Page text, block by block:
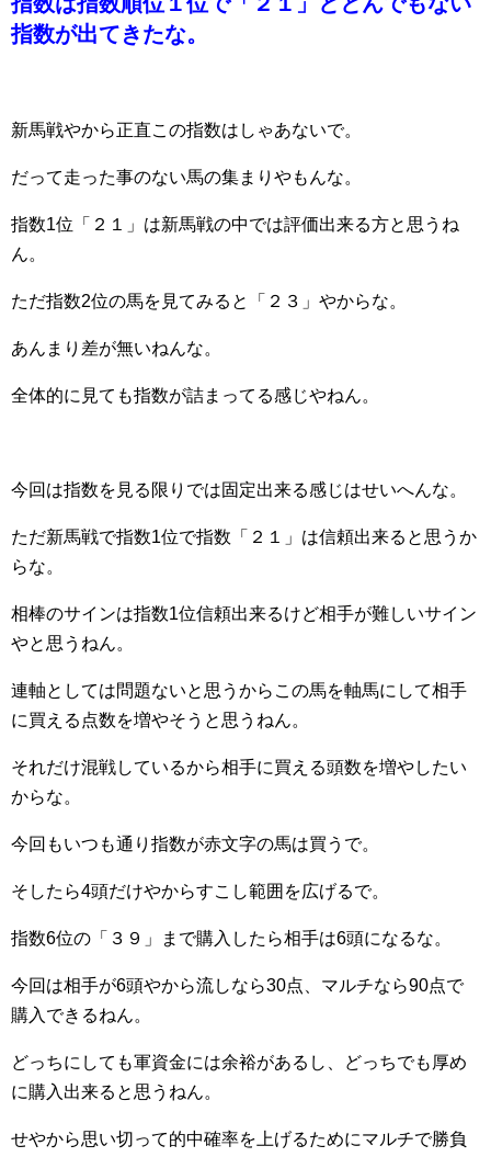
指数が出てきたな。
新馬戦やから正直この指数はしゃあないで。
だって走った事のない馬の集まりやもんな。
指数1位「２１」は新馬戦の中では評価出来る方と思うね
ん。
ただ指数2位の馬を見てみると「２３」やからな。
あんまり差が無いねんな。
全体的に見ても指数が詰まってる感じやねん。
今回は指数を見る限りでは固定出来る感じはせいへんな。
ただ新馬戦で指数1位で指数「２１」は信頼出来ると思うか
らな。
相棒のサインは指数1位信頼出来るけど相手が難しいサイン
やと思うねん。
連軸としては問題ないと思うからこの馬を軸馬にして相手
に買える点数を増やそうと思うねん。
それだけ混戦しているから相手に買える頭数を増やしたい
からな。
今回もいつも通り指数が赤文字の馬は買うで。
そしたら4頭だけやからすこし範囲を広げるで。
指数6位の「３９」まで購入したら相手は6頭になるな。
今回は相手が6頭やから流しなら30点、マルチなら90点で
購入できるねん。
どっちにしても軍資金には余裕があるし、どっちでも厚め
に購入出来ると思うねん。
せやから思い切って的中確率を上げるためにマルチで勝負